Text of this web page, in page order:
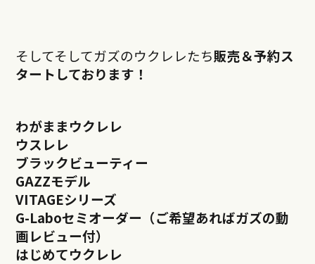
そしてそしてガズのウクレレたち販売＆予約ス
タートしております！
わがままウクレレ
ウスレレ
ブラックビューティー
GAZZモデル
VITAGEシリーズ
G-Laboセミオーダー（ご希望あればガズの動
画レビュー付）
はじめてウクレレ